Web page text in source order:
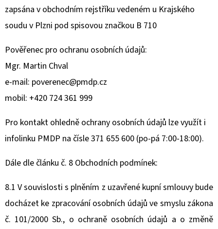
zapsána v obchodním rejstříku vedeném u Krajského
soudu v Plzni pod spisovou značkou B 710
Pověřenec pro ochranu osobních údajů:
Mgr. Martin Chval
e-mail: poverenec@pmdp.cz
mobil: +420 724 361 999
Pro kontakt ohledně ochrany osobních údajů lze využít i
infolinku PMDP na čísle 371 655 600 (po‑pá 7:00-18:00).
Dále dle článku č. 8 Obchodních podmínek:
8.1 V souvislosti s plněním z uzavřené kupní smlouvy bude
docházet ke zpracování osobních údajů ve smyslu zákona
č. 101/2000 Sb., o ochraně osobních údajů a o změně
HLEDAT
D
O
P
R
U
U
E
M
E